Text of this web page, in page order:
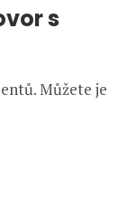
s
Můžete je